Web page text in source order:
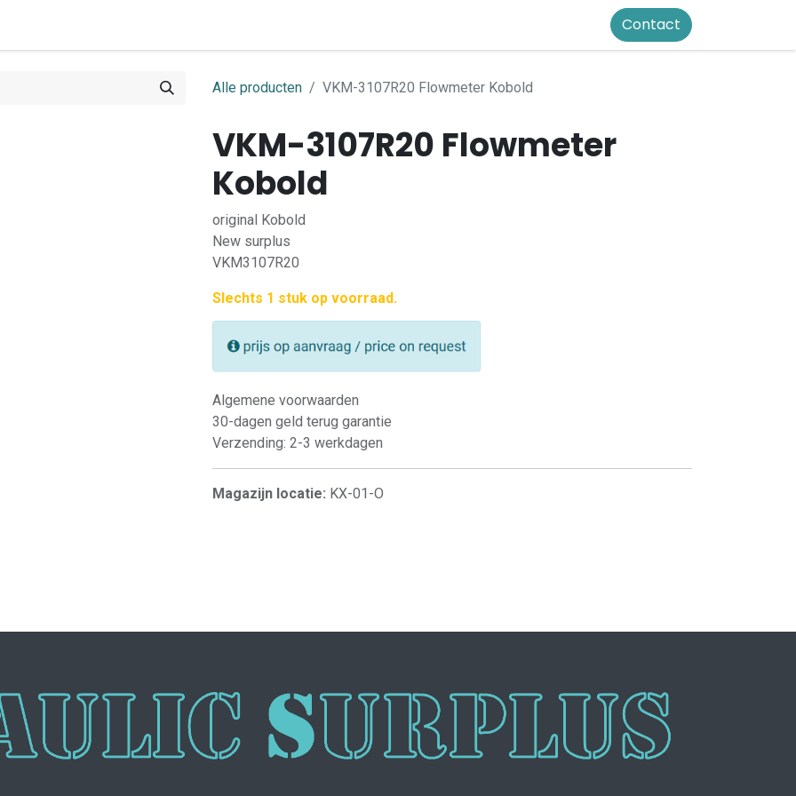
Contact
Alle producten VKM-3107R20 Flowmeter Kobold
VKM-3107R20 Flowmeter
Kobold
original Kobold
New surplus
VKM3107R20
Slechts 1 stuk op voorraad.
Algemene voorwaarden
30-dagen geld terug garantie
Verzending: 2-3 werkdagen
Magazijn locatie: KX-01-O